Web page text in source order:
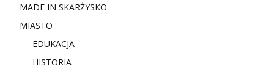
MADE IN SKARŻYSKO
MIASTO
EDUKACJA
HISTORIA